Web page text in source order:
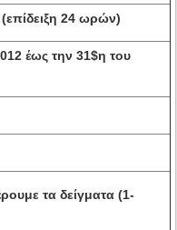
24 ωρών)
έως την 31$η του
τα δείγματα (1-